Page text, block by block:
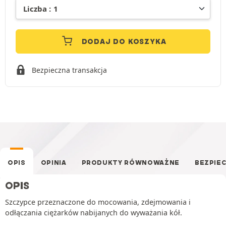
DODAJ DO KOSZYKA
Bezpieczna transakcja
OPIS OPINIA PRODUKTY RÓWNOWAŻNE
OPIS
Szczypce przeznaczone do mocowania, zdejmowania i
odłączania ciężarków nabijanych do wyważania kół.